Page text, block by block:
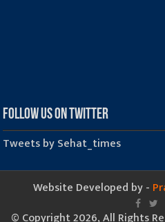
Follow us on Twitter
Tweets by Sehat_times
Website Developed by -
© Copyright 2026, All Rights